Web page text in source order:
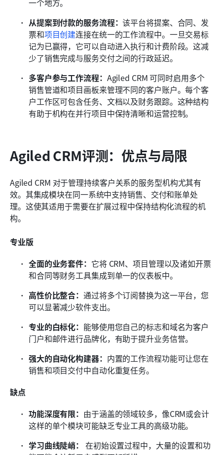
一个地方。
从提案到付款的服务流程：该平台将提案、合同、发
票和项目创建连接在统一的工作流程中。一旦交易标
记为已赢得，它可以自动进入执行和计费阶段。这减
少了销售完成与服务交付之间的行政延迟。
多客户参与工作流程： Agiled CRM 可同时启用多个
销售管道和项目画板来管理不同的客户账户。每个客
户工作区可包含任务、文档以及财务跟踪。这种结构
有助于机构在并行项目中保持清晰和运营控制。
Agiled CRM评测：优点与局限
Agiled CRM 对于管理持续客户关系的服务型机构尤其有
效。其集成模块在同一系统中支持销售、交付和账单处
理。这使其适用于需要在扩展过程中保持结构化流程的机
构。
专业版
全面的业务套件： 它将 CRM、项目管理以及诸如开票
和合同等财务工具集成到单一的仪表板中。
高性价比整合：通过将多个订阅替换为这一平台，您
可以显著减少软件支出。
专业的白标化： 能够使用您自己的标志和域名为客户
门户和邮件进行品牌化，有助于提升业务信誉。
强大的自动化构建器： 内置的工作流程功能可让您在
销售和项目交付中自动化重复任务。
缺点
功能深度有限： 由于涵盖的领域较多，像CRM或会计
这样的单个模块可能缺乏专业工具的高级功能。
学习曲线陡峭： 在初始设置过程中，大量的设置和功